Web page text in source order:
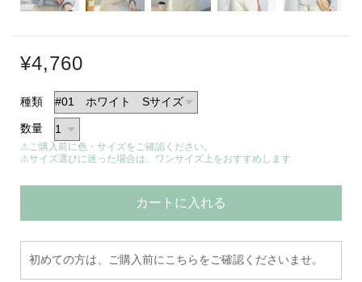
¥4,760
種類
数量
⚠ご購入前に色・サイズをご確認ください。
⚠サイズ選びに迷った場合は、ワンサイズ上をおすすめします
カートに入れる
初めての方は、ご購入前にこちらをご確認くださいませ。